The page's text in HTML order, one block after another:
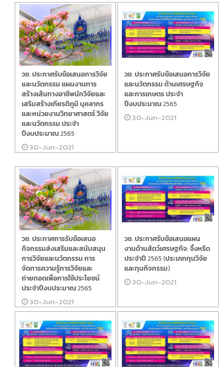
วช. ประกาศรับข้อเสนอการวิจัย
และนวัตกรรม แผนงานการ
สร้างเส้นทางอาชีพนักวิจัยและ
เสริมสร้างเกียรติภูมิ บุคลากร
และหน่วยงานวิทยาศาสตร์ วิจัย
และนวัตกรรม ประจำ
ปีงบประมาณ 2565
30-Jun-2021
วช. ประกาศรับข้อเสนอการวิจัย
และนวัตกรรม ด้านเศรษฐกิจ
และการเกษตร ประจำ
ปีงบประมาณ 2565
30-Jun-2021
วช. ประกาศการรับข้อเสนอ
กิจกรรมส่งเสริมและสนับสนุน
การวิจัยและนวัตกรรม การ
จัดการความรู้การวิจัยและ
ถ่ายทอดเพื่อการใช้ประโยชน์
ประจำปีงบประมาณ 2565
30-Jun-2021
วช. ประกาศรับข้อเสนอแผน
งานด้านสัตว์เศรษฐกิจ: จิ้งหรีด
ประจำปี 2565 (ประเภททุนวิจัย
และทุนกิจกรรม)
30-Jun-2021